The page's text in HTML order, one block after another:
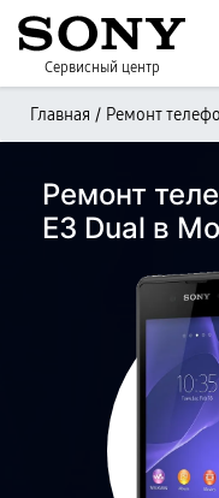
Сервисный центр
Главная / Ремонт
Ремонт
E3 Dual в